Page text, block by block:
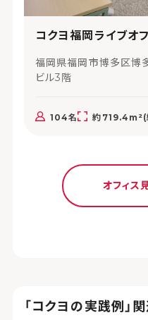
コクヨ福岡ライブオ
福岡県福岡市博多区博
ビル3階
104名 約719.4m²(
オフィス
「コクヨの実践例」